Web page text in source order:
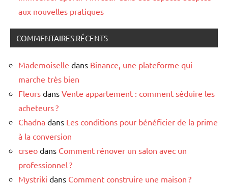
aux nouvelles pratiques
COMMENTAIRES RÉCENTS
Mademoiselle dans Binance, une plateforme qui
marche très bien
Fleurs dans Vente appartement : comment séduire les
acheteurs ?
Chadna dans Les conditions pour bénéficier de la prime
à la conversion
crseo dans Comment rénover un salon avec un
professionnel ?
Mystriki dans Comment construire une maison ?